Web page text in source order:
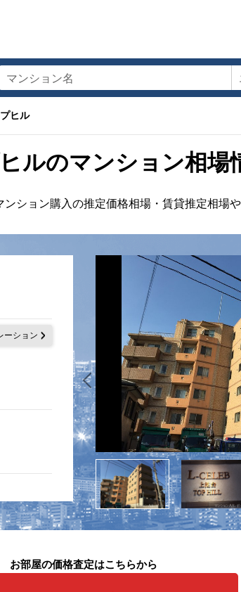
マンション名
ヒル
ルのマンション相場
ション購入の推定価格相場・賃貸推定相場
ーション
お部屋の価格査定はこちらから